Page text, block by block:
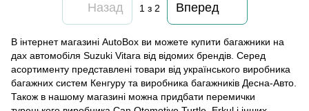
Назад 1 з 2 Вперед
В інтернет магазині AutoBox ви можете купити багажники на
дах автомобіля Suzuki Vitara від відомих брендів. Серед
асортименту представлені товари від українського виробника
багажних систем Кенгуру та виробника багажників Десна-Авто.
Також в нашому магазині можна придбати перемички